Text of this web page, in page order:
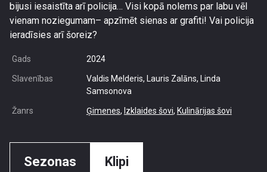
bijusi iesaistīta arī policija… Visi kopā nolems par labu vēl
vienam noziegumam– apzīmēt sienas ar grafiti! Vai policija
ieradīsies arī šoreiz?
Gads 2024
Slavenības
Valdis Melderis, Lauris Zalāns, Linda
Samsonova
Žanrs Ģimenes, Izklaides šovi, Kulinārijas šovi
Sezonas Klipi